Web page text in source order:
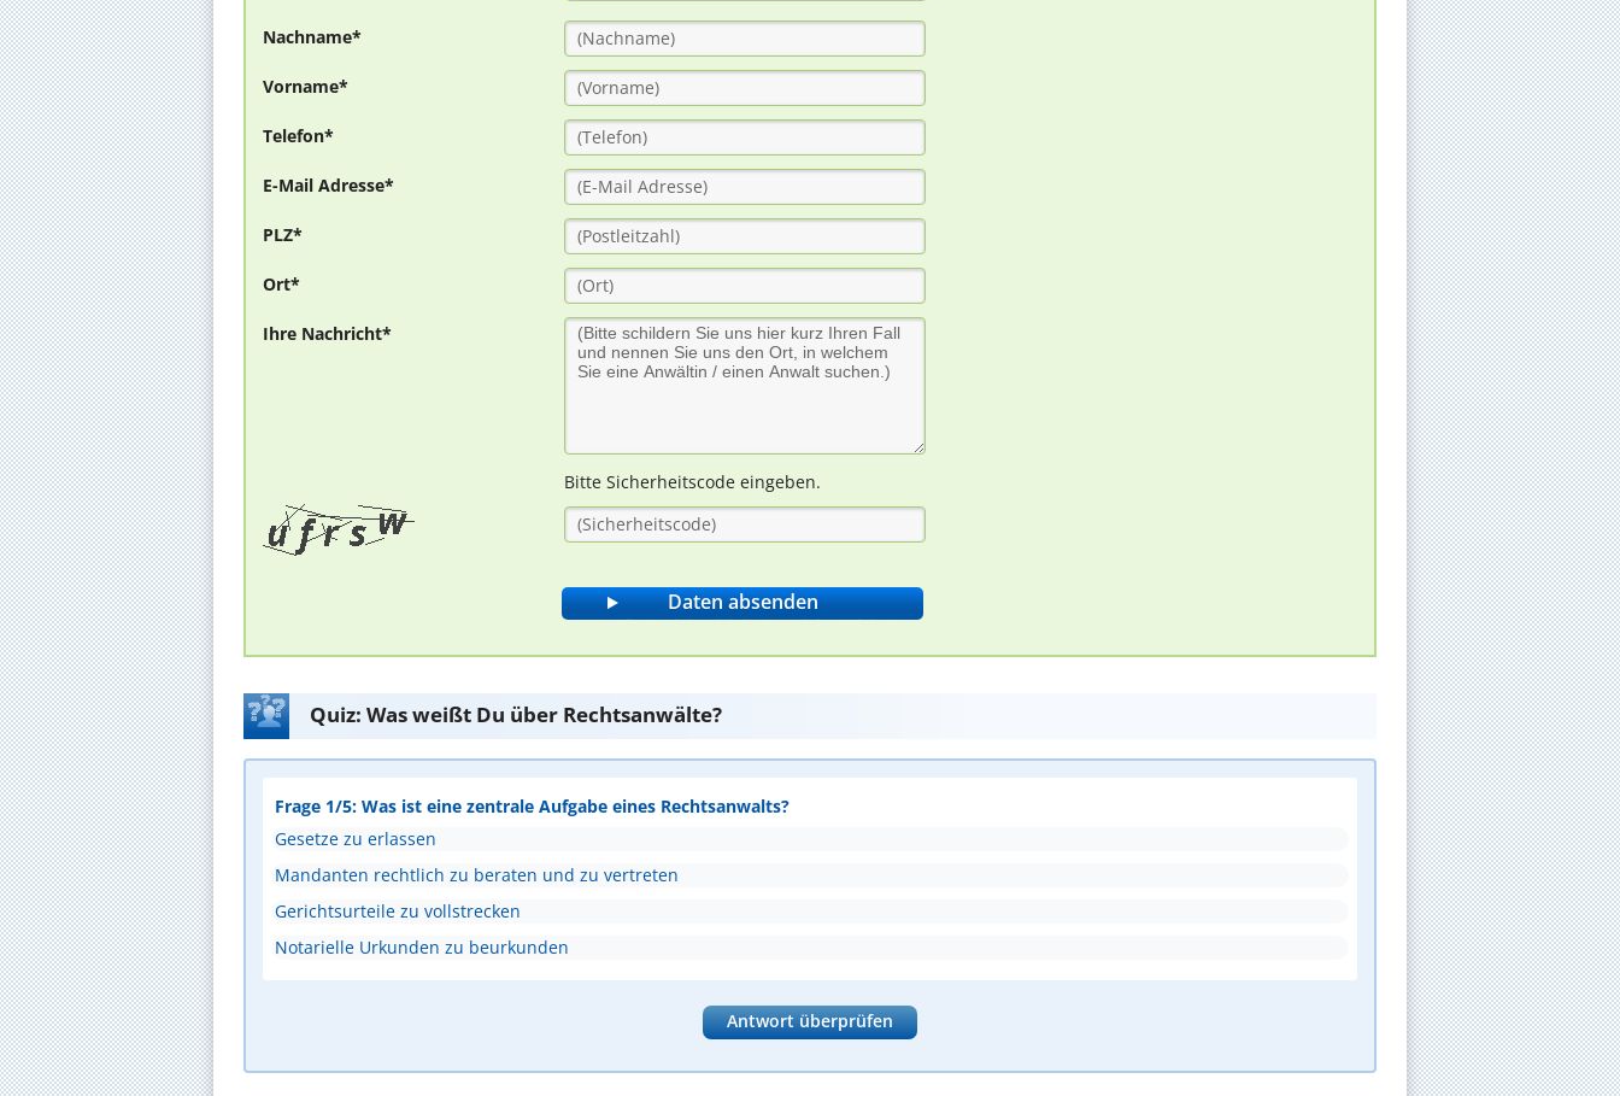
Nachname*
Vorname*
Telefon*
E-Mail Adresse*
PLZ*
Ort*
Ihre Nachricht*
Bitte Sicherheitscode eingeben.
Quiz: Was weißt Du über Rechtsanwälte?
Frage 1/5: Was ist eine zentrale Aufgabe eines Rechtsanwalts?
Gesetze zu erlassen
Mandanten rechtlich zu beraten und zu vertreten
Gerichtsurteile zu vollstrecken
Notarielle Urkunden zu beurkunden
Antwort überprüfen